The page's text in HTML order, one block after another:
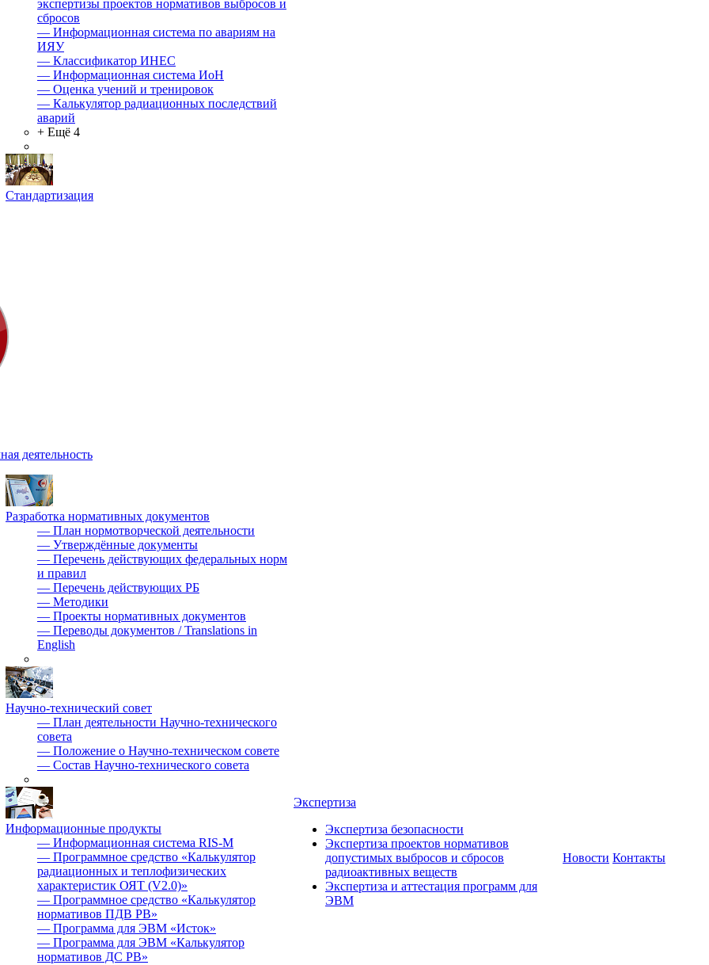
экспертизы проектов нормативов выбросов и
сбросов
— Информационная система по авариям на
ИЯУ
— Классификатор ИНЕС
— Информационная система ИоН
— Оценка учений и тренировок
— Калькулятор радиационных последствий
аварий
+ Ещё 4
Стандартизация
деятельность
Разработка нормативных документов
— План нормотворческой деятельности
— Утверждённые документы
— Перечень действующих федеральных норм
и правил
— Перечень действующих РБ
— Методики
— Проекты нормативных документов
— Переводы документов / Translations in
English
Научно-технический совет
— План деятельности Научно-технического
совета
— Положение о Научно-техническом совете
— Состав Научно-технического совета
Информационные продукты
— Информационная система RIS-M
— Программное средство «Калькулятор
радиационных и теплофизических
характеристик ОЯТ (V2.0)»
— Программное средство «Калькулятор
нормативов ПДВ РВ»
— Программа для ЭВМ «Исток»
— Программа для ЭВМ «Калькулятор
нормативов ДС РВ»
Экспертиза
Экспертиза безопасности
Экспертиза проектов нормативов
допустимых выбросов и сбросов
радиоактивных веществ
Экспертиза и аттестация программ для
ЭВМ
Новости Контакты